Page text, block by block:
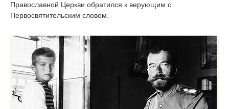
Православной Церкви обратился к верующим с
Первосвятительским словом.